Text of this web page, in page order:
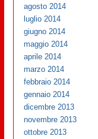
agosto 2014
luglio 2014
giugno 2014
maggio 2014
aprile 2014
marzo 2014
febbraio 2014
gennaio 2014
dicembre 2013
novembre 2013
ottobre 2013